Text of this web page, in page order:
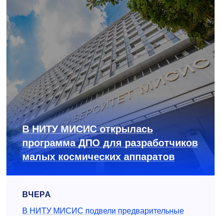
В НИТУ МИСИС открылась
программа ДПО для разработчиков
малых космических аппаратов
ВЧЕРА
В НИТУ МИСИС подвели предварительные